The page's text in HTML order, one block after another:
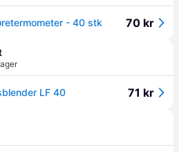
- 40 stk 70 kr
LF 40 71 kr